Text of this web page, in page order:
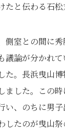
たと伝わる石
側室との間に
議論が分かれ
た。長浜曳山
ました。この
い、のちに男
たのが曳山